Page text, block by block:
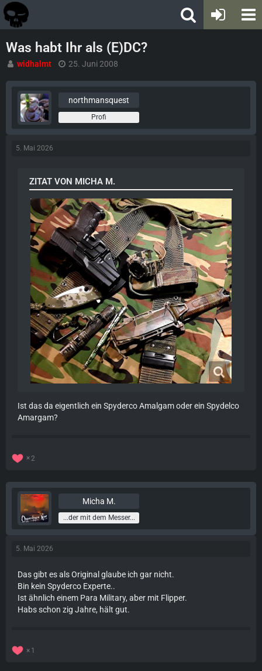
Was habt Ihr als (E)DC?
widhalmt 25. Juni 2008
northmansquest
Profi
5. Mai 2026
ZITAT VON MICHA M.
Ist das da eigentlich ein Spyderco Amalgam oder ein Spydelco
Amargam?
2
Micha M.
...der mit dem Messer...
5. Mai 2026
Das gibt es als Original glaube ich gar nicht.
Bin kein Spyderco Experte..
Ist ähnlich einem Para Military, aber mit Flipper.
Habs schon zig Jahre, hält gut.
1